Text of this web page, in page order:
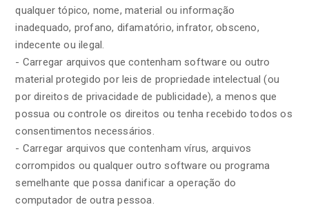
qualquer tópico, nome, material ou informação
inadequado, profano, difamatório, infrator, obsceno,
indecente ou ilegal.
- Carregar arquivos que contenham software ou outro
material protegido por leis de propriedade intelectual (ou
por direitos de privacidade de publicidade), a menos que
possua ou controle os direitos ou tenha recebido todos os
consentimentos necessários.
- Carregar arquivos que contenham vírus, arquivos
corrompidos ou qualquer outro software ou programa
semelhante que possa danificar a operação do
computador de outra pessoa.